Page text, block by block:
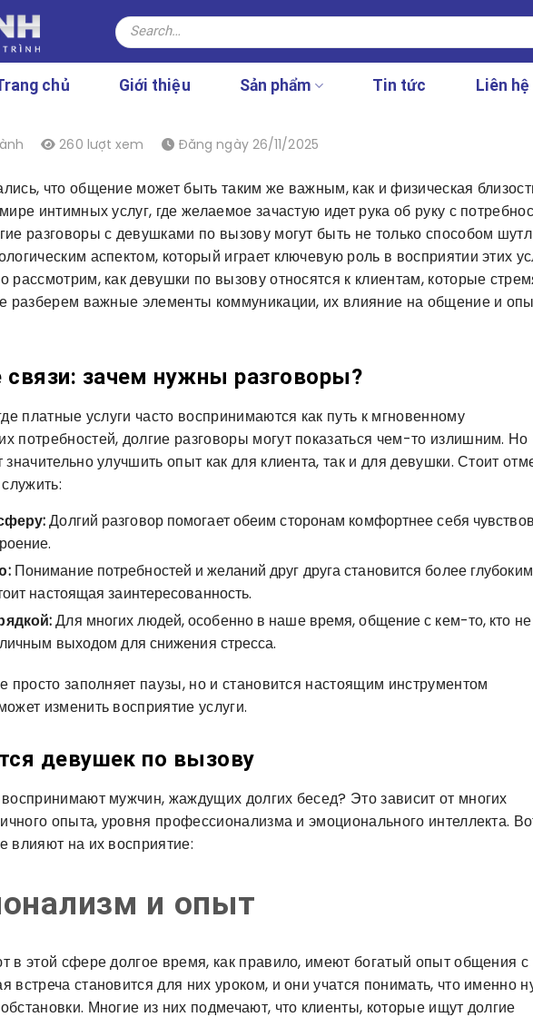
Search
for:
chủ Giới thiệu Sản phẩm Tin tức Liên hệ
260 lượt xem Đăng ngày 26/11/2025
что общение может быть таким же важным, как и физическая
интимных услуг, где желаемое зачастую идет рука об руку с
разговоры с девушками по вызову могут быть не только способом
аспектом, который играет ключевую роль в восприятии этих
рассмотрим, как девушки по вызову относятся к клиентам, которые
разберем важные элементы коммуникации, их влияние на общение и
зачем нужны разговоры?
платные услуги часто воспринимаются как путь к мгновенному
потребностей, долгие разговоры могут показаться чем-то излишним. Но
улучшить опыт как для клиента, так и для девушки. Стоит
Долгий разговор помогает обеим сторонам комфортнее себя
Понимание потребностей и желаний друг друга становится более
настоящая заинтересованность.
Для многих людей, особенно в наше время, общение с кем-то, кто не
выходом для снижения стресса.
просто заполняет паузы, но и становится настоящим инструментом
изменить восприятие услуги.
девушек по вызову
мужчин, жаждущих долгих бесед? Это зависит от многих
опыта, уровня профессионализма и эмоционального интеллекта.
влияют на их восприятие:
и опыт
в этой сфере долгое время, как правило, имеют богатый опыт общения с
встреча становится для них уроком, и они учатся понимать, что именно
Многие из них подмечают, что клиенты, которые ищут долгие